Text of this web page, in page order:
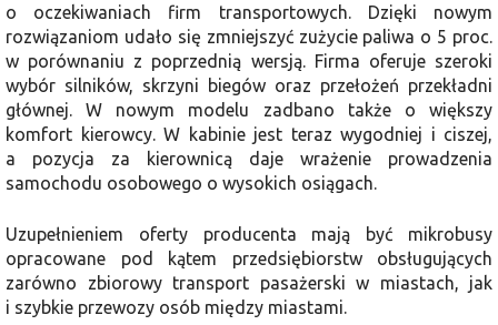
o oczekiwaniach firm transportowych. Dzięki nowym
rozwiązaniom udało się zmniejszyć zużycie paliwa o 5 proc.
w porównaniu z poprzednią wersją. Firma oferuje szeroki
wybór silników, skrzyni biegów oraz przełożeń przekładni
głównej. W nowym modelu zadbano także o większy
komfort kierowcy. W kabinie jest teraz wygodniej i ciszej,
a pozycja za kierownicą daje wrażenie prowadzenia
samochodu osobowego o wysokich osiągach.
Uzupełnieniem oferty producenta mają być mikrobusy
opracowane pod kątem przedsiębiorstw obsługujących
zarówno zbiorowy transport pasażerski w miastach, jak
i szybkie przewozy osób między miastami.